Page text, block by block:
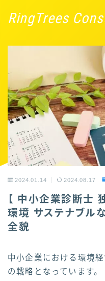
RingTrees
2024.01.14 2024.08.17
【 中小企業診断士
環境 サステナブル
全貌
中小企業における環境
の戦略となっています。